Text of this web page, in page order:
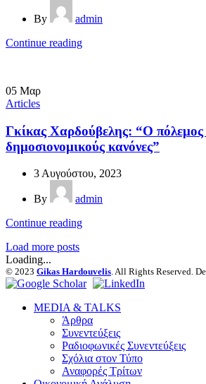
By
admin
Continue reading
05 Μαρ
Articles
Γκίκας Χαρδούβελης: “Ο πόλεμος
δημοσιονομικούς κανόνες”
3 Αυγούστου, 2023
By
admin
Continue reading
Load more posts
Loading...
© 2023 Gikas Hardouvelis. All Rights Reserved.
MEDIA & TALKS
Άρθρα
Συνεντεύξεις
Ραδιοφωνικές Συνεντεύξεις
Σχόλια στον Τύπο
Αναφορές Τρίτων